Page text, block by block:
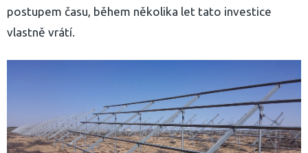
postupem času, během několika let tato investice
vlastně vrátí.